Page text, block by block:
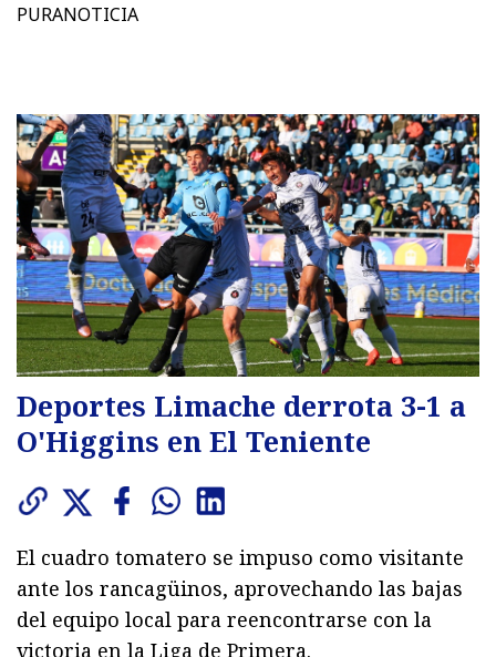
PURANOTICIA
Deportes Limache derrota 3-1 a
O'Higgins en El Teniente
El cuadro tomatero se impuso como visitante
ante los rancagüinos, aprovechando las bajas
del equipo local para reencontrarse con la
victoria en la Liga de Primera.